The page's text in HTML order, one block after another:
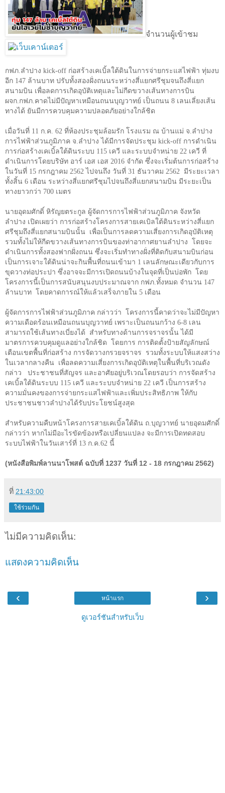
จำนวนผู้เข้าชม
กฟภ.ลำปาง kick-off ก่อสร้างเคเบิ้ลใต้ดินในการจ่ายกระแสไฟฟ้า ทุ่มงบ
อีก 147 ล้านบาท ปรับทั้งสองฝั่งถนนระหว่างสี่แยกศรีชุมจนถึงสี่แยก
สนามบิน เพื่อลดการเกิดอุบัติเหตุและไม่กีดขวางเส้นทางการบิน
ผจก.กฟภ.คาดไม่มีปัญหาเหมือนถนนบุญวาทย์ เป็นถนน 8 เลนเลี่ยงเส้น
ทางได้ ยันมีการควบคุมความปลอดภัยอย่างใกล้ชิด
เมื่อวันที่ 11 ก.ค. 62 ที่ห้องประชุมล้อมรัก โรงแรม ณ บ้านแม่ จ.ลำปาง
การไฟฟ้าส่วนภูมิภาค จ.ลำปาง ได้มีการจัดประชุม kick-off การดำเนิน
การก่อสร้างเคเบิ้ลใต้ดินระบบ 115 เควี และระบบจำหน่าย 22 เควี ที่
ดำเนินการโดยบริษัท อาร์ เอส เอส 2016 จำกัด ซึ่งจะเริ่มต้นการก่อสร้าง
ในวันที่ 15 กรกฎาคม 2562 ไปจนถึง วันที่ 31 ธันวาคม 2562
มีระยะเวลา
ทั้งสิ้น 6 เดือน ระหว่างสี่แยกศรีชุมไปจนถึงสี่แยกสนามบิน มีระยะเป็น
ทางยาวกว่า 700 เมตร
นายอุดมศักดิ์ หิรัญยตระกูล ผู้จัดการการไฟฟ้าส่วนภูมิภาค จังหวัด
ลำปาง เปิดเผยว่า การก่อสร้างโครงการสายเคเบิลใต้ดินระหว่างสี่แยก
ศรีชุมถึงสี่แยกสนามบินนั้น
เพื่อเป็นการลดความเสี่ยงการเกิดอุบัติเหตุ
รวมทั้งไม่ให้กีดขวางเส้นทางการบินของท่าอากาศยานลำปาง
โดยจะ
ดำเนินการทั้งสองฟากฝั่งถนน ซึ่งจะเริ่มทำทางฝั่งที่ติดกับสนามบินก่อน
เป็นการเจาะใต้ดินน่าจะกินพื้นที่ถนนเข้ามา 1 เลนลักษณะเดียวกับการ
ขุดวางท่อประปา ซึ่งอาจจะมีการเปิดถนนบ้างในจุดที่เป็นบ่อพัก
โดย
โครงการนี้เป็นการสนับสนุนงบประมาณจาก กฟภ.ทั้งหมด จำนวน 147
ล้านบาท
โดยคาดการณ์ให้แล้วเสร็จภายใน 5 เดือน
ผู้จัดการการไฟฟ้าส่วนภูมิภาค กล่าวว่า
โครงการนี้คาดว่าจะไม่มีปัญหา
ความเดือดร้อนเหมือนถนนบุญวาทย์ เพราะเป็นถนนกว้าง 6-8 เลน
สามารถใช้เส้นทางเบี่ยงได้
สำหรับทางด้านการจราจรนั้น ได้มี
มาตรการควบคุมดูแลอย่างใกล้ชิด
โดยการ การติดตั้งป้ายสัญลักษณ์
เตือนเขตพื้นที่ก่อสร้าง การจัดวางกรวยจราจร
รวมทั้งระบบให้แสงสว่าง
ในเวลากลางคืน
เพื่อลดความเสี่ยงการเกิดอุบัติเหตุในพื้นที่บริเวณดัง
กล่าว
ประชาชนที่สัญจร และอาศัยอยู่บริเวณโดยรอบว่า การจัดสร้าง
เคเบิ้ลใต้ดินระบบ 115 เควี และระบบจำหน่าย 22 เควี เป็นการสร้าง
ความมั่นคงของการจ่ายกระแสไฟฟ้าและเพิ่มประสิทธิภาพ ให้กับ
ประชาชนชาวลำปางได้รับประโยชน์สูงสุด
สำหรับความคืบหน้าโครงการสายเคเบิ้ลใต้ดิน ถ.บุญวาทย์ นายอุดมศักดิ์
กล่าวว่า หากไม่มีอะไรขัดข้องหรือเปลี่ยนแปลง จะมีการเปิดทดสอบ
ระบบไฟฟ้าในวันเสาร์ที่ 13 ก.ค. 62 นี้
(หนังสือพิมพ์ลานนาโพสต์ ฉบับที่ 1237 วันที่ 12 - 18 กรกฎาคม 2562)
ที่ 21:43:00
ใช้ร่วมกัน
ไม่มีความคิดเห็น:
แสดงความคิดเห็น
‹ ›
หน้าแรก
ดูเวอร์ชันสำหรับเว็บ